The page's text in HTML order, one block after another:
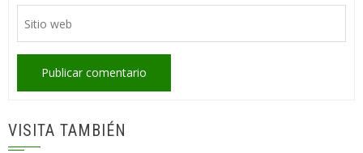
VISITA TAMBIÉN